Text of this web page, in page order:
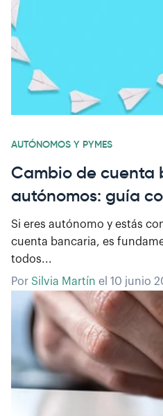
AUTÓNOMOS Y PYMES
Cambio de cuenta
autónomos: guía
Si eres autónomo y estás
cuenta bancaria, es
todos...
Por Silvia Martín el 10 junio